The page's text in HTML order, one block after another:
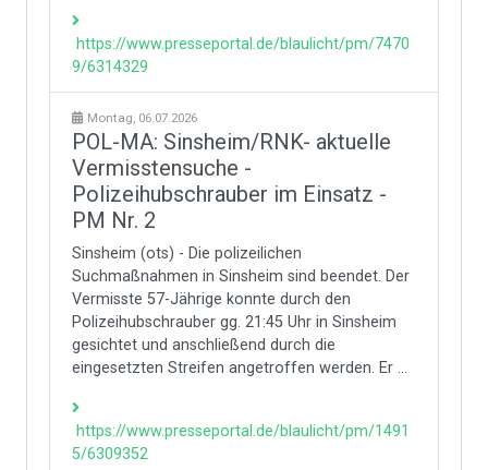
https://www.presseportal.de/blaulicht/pm/7470
9/6314329
Montag, 06.07.2026
POL-MA: Sinsheim/RNK- aktuelle
Vermisstensuche -
Polizeihubschrauber im Einsatz -
PM Nr. 2
Sinsheim (ots) - Die polizeilichen
Suchmaßnahmen in Sinsheim sind beendet. Der
Vermisste 57-Jährige konnte durch den
Polizeihubschrauber gg. 21:45 Uhr in Sinsheim
gesichtet und anschließend durch die
eingesetzten Streifen angetroffen werden. Er ...
https://www.presseportal.de/blaulicht/pm/1491
5/6309352